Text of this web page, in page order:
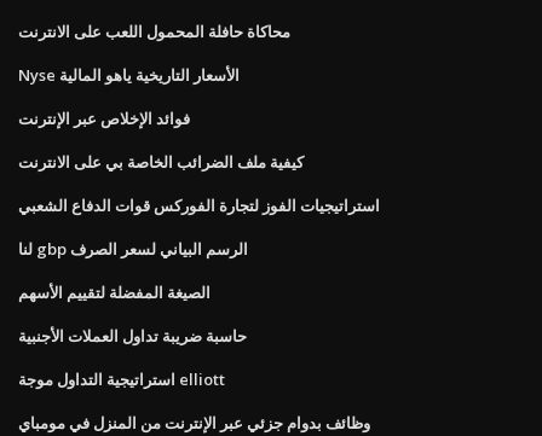
محاكاة حافلة المحمول اللعب على الانترنت
Nyse الأسعار التاريخية ياهو المالية
فوائد الإخلاص عبر الإنترنت
كيفية ملف الضرائب الخاصة بي على الانترنت
استراتيجيات الفوز لتجارة الفوركس قوات الدفاع الشعبي
لنا gbp الرسم البياني لسعر الصرف
الصيغة المفضلة لتقييم الأسهم
حاسبة ضريبة تداول العملات الأجنبية
استراتيجية التداول موجة elliott
وظائف بدوام جزئي عبر الإنترنت من المنزل في مومباي